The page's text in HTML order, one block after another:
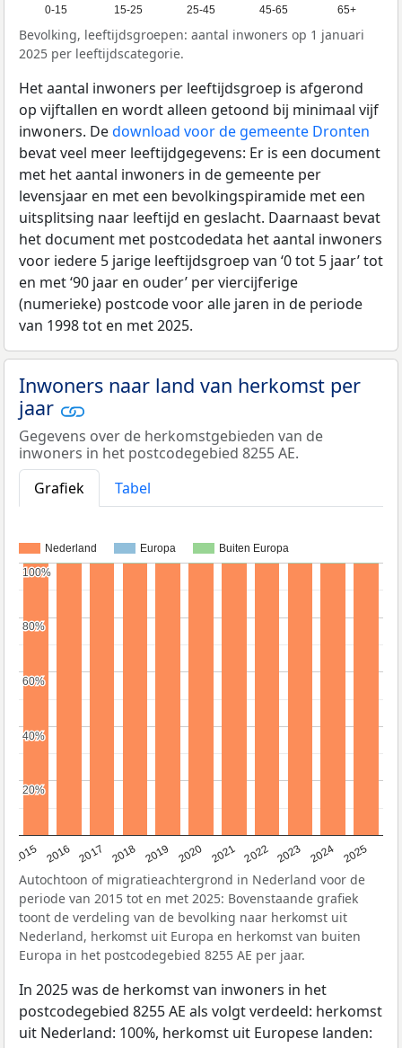
0-15 15-25 25-45 45-65 65+
Bevolking, leeftijdsgroepen: aantal inwoners op 1 januari
2025 per leeftijdscategorie.
Het aantal inwoners per leeftijdsgroep is afgerond
op vijftallen en wordt alleen getoond bij minimaal vijf
inwoners. Dedownload voor de gemeente Dronten
bevat veel meer leeftijdgegevens: Er is een document
met het aantal inwoners in de gemeente per
levensjaar en met een bevolkingspiramide met een
uitsplitsing naar leeftijd en geslacht. Daarnaast bevat
het document met postcodedata het aantal inwoners
voor iedere 5 jarige leeftijdsgroep van ‘0 tot 5 jaar’ tot
en met ‘90 jaar en ouder’ per viercijferige
(numerieke) postcode voor alle jaren in de periode
van 1998 tot en met 2025.
Inwoners naar land van herkomst per
jaar
Gegevens over de herkomstgebieden van de
inwoners in het postcodegebied 8255 AE.
Grafiek
Tabel
Nederland Europa Buiten Europa
2015 2016 2017 2018 2019 2020 2021 2022 2023 2024 2025
20%
20%
40%
40%
60%
60%
80%
80%
100%
100%
Autochtoon of migratieachtergrond in Nederland voor de
periode van 2015 tot en met 2025: Bovenstaande grafiek
toont de verdeling van de bevolking naar herkomst uit
Nederland, herkomst uit Europa en herkomst van buiten
Europa in het postcodegebied 8255 AE per jaar.
In 2025 was de herkomst van inwoners in het
postcodegebied 8255 AE als volgt verdeeld: herkomst
uit Nederland: 100%, herkomst uit Europese landen: